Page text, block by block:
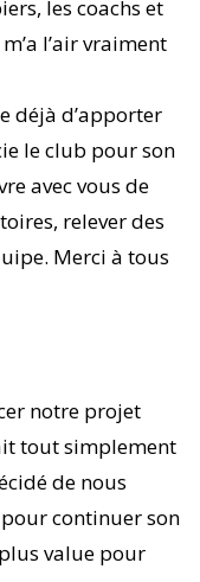
les coachs et
l’air vraiment
déjà d’apporter
le club pour son
avec vous de
relever des
Merci à tous
notre projet
tout simplement
de nous
continuer son
value pour